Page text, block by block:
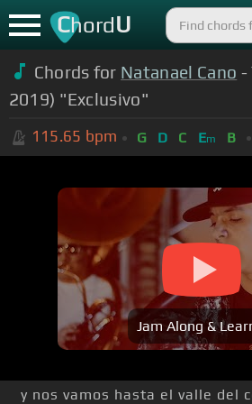
ChordU
Chords for Natanael Cano -
2019) "Exclusivo"
115.65 bpm G D C Em B
Jam Along &
y nos vamos hasta el valle del